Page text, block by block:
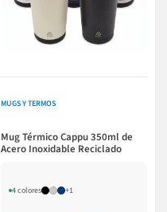
MUGS Y TERMOS
Mug Térmico Cappu 350ml de
Acero Inoxidable Reciclado
4 colores +1